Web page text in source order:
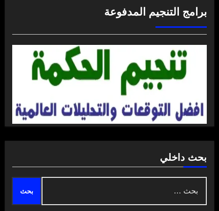
برامج التنجيم المدفوعة
بحث داخلي
عن: